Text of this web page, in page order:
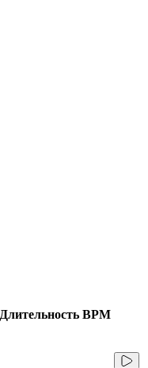
Длительность BPM